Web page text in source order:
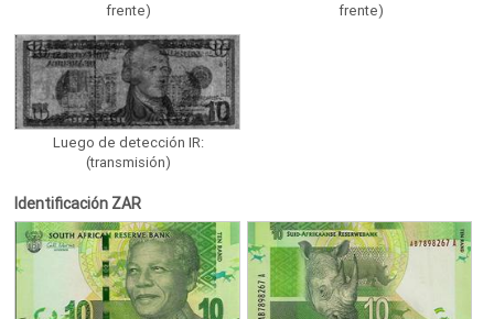
frente)
frente)
Luego de detección IR:
(transmisión)
Identificación ZAR